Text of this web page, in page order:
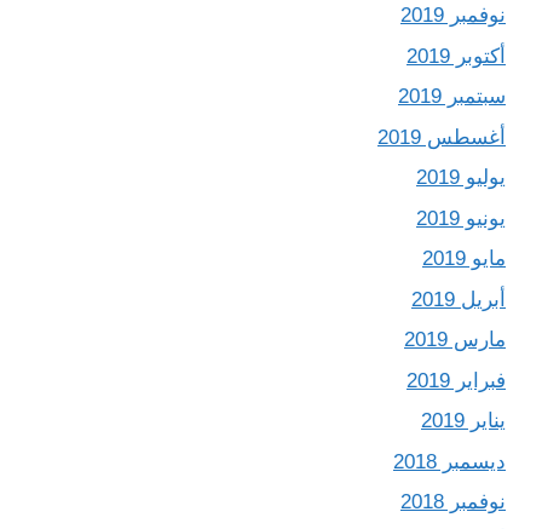
نوفمبر 2019
أكتوبر 2019
سبتمبر 2019
أغسطس 2019
يوليو 2019
يونيو 2019
مايو 2019
أبريل 2019
مارس 2019
فبراير 2019
يناير 2019
ديسمبر 2018
نوفمبر 2018